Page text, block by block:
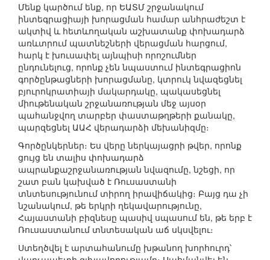
Մենք կարծում ենք, որ ԵԱՏՄ շրջանակում
ինտեգրացիայի խորացման համար անհրաժեշտ է
ակտիվ և հետևողական աշխատանք փոխադարձ
առևտրում պատնեշների վերացման հարցում,
հարկ է խուսափել այնպիսի որոշումներ
ընդունելուց, որոնք չեն նպաստում ինտեգրացիոն
գործընթացների խորացմանը, կտրուկ նվազեցնել
բյուրոկրատիայի մակարդակը, պակասեցնել
միութենական շրջանառության մեջ այսօր
պահանջվող տարբեր փաստաթղթերի քանակը,
պարզեցնել ԱԱՀ վերադարձի մեխանիզմը։
Գործընկերներ։ Ես վերը ներկայացրի թվեր, որոնք
ցույց են տալիս փոխադարձ
ապրանքաշրջանառության նվազումը, նշեցի, որ
շատ բան կախված է Ռուսաստանի
տնտեսությունում տիրող իրավիճակից։ Բայց դա չի
նշանակում, թե երկրի ղեկավարությունը,
Հայաստանի բիզնեսը պասիվ սպասում են, թե երբ է
Ռուսաստանում տնտեսական աճ սկսվելու։
Ստեղծվել է արտահանումը խթանող խորհուրդ՝